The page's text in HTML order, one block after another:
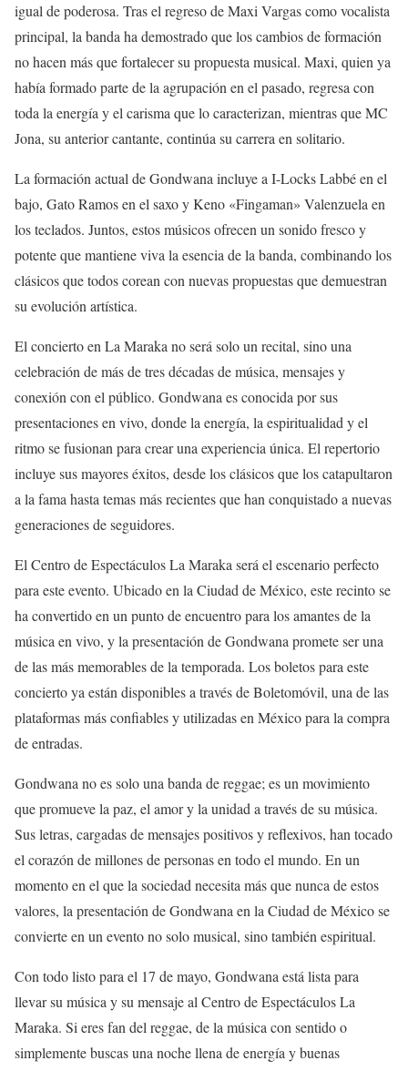
igual de poderosa. Tras el regreso de Maxi Vargas como vocalista
principal, la banda ha demostrado que los cambios de formación
no hacen más que fortalecer su propuesta musical. Maxi, quien ya
había formado parte de la agrupación en el pasado, regresa con
toda la energía y el carisma que lo caracterizan, mientras que MC
Jona, su anterior cantante, continúa su carrera en solitario.
La formación actual de Gondwana incluye a I-Locks Labbé en el
bajo, Gato Ramos en el saxo y Keno «Fingaman» Valenzuela en
los teclados. Juntos, estos músicos ofrecen un sonido fresco y
potente que mantiene viva la esencia de la banda, combinando los
clásicos que todos corean con nuevas propuestas que demuestran
su evolución artística.
El concierto en La Maraka no será solo un recital, sino una
celebración de más de tres décadas de música, mensajes y
conexión con el público. Gondwana es conocida por sus
presentaciones en vivo, donde la energía, la espiritualidad y el
ritmo se fusionan para crear una experiencia única. El repertorio
incluye sus mayores éxitos, desde los clásicos que los catapultaron
a la fama hasta temas más recientes que han conquistado a nuevas
generaciones de seguidores.
El Centro de Espectáculos La Maraka será el escenario perfecto
para este evento. Ubicado en la Ciudad de México, este recinto se
ha convertido en un punto de encuentro para los amantes de la
música en vivo, y la presentación de Gondwana promete ser una
de las más memorables de la temporada. Los boletos para este
concierto ya están disponibles a través de Boletomóvil, una de las
plataformas más confiables y utilizadas en México para la compra
de entradas.
Gondwana no es solo una banda de reggae; es un movimiento
que promueve la paz, el amor y la unidad a través de su música.
Sus letras, cargadas de mensajes positivos y reflexivos, han tocado
el corazón de millones de personas en todo el mundo. En un
momento en el que la sociedad necesita más que nunca de estos
valores, la presentación de Gondwana en la Ciudad de México se
convierte en un evento no solo musical, sino también espiritual.
Con todo listo para el 17 de mayo, Gondwana está lista para
llevar su música y su mensaje al Centro de Espectáculos La
Maraka. Si eres fan del reggae, de la música con sentido o
simplemente buscas una noche llena de energía y buenas